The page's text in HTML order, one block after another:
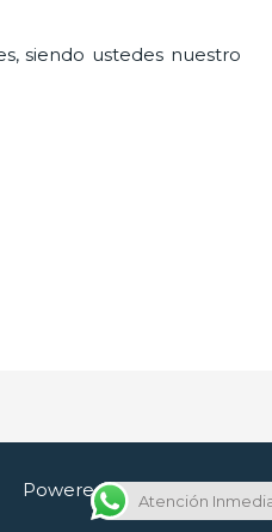
siendo ustedes nuestro
Powered by Cerrajero en
Atención